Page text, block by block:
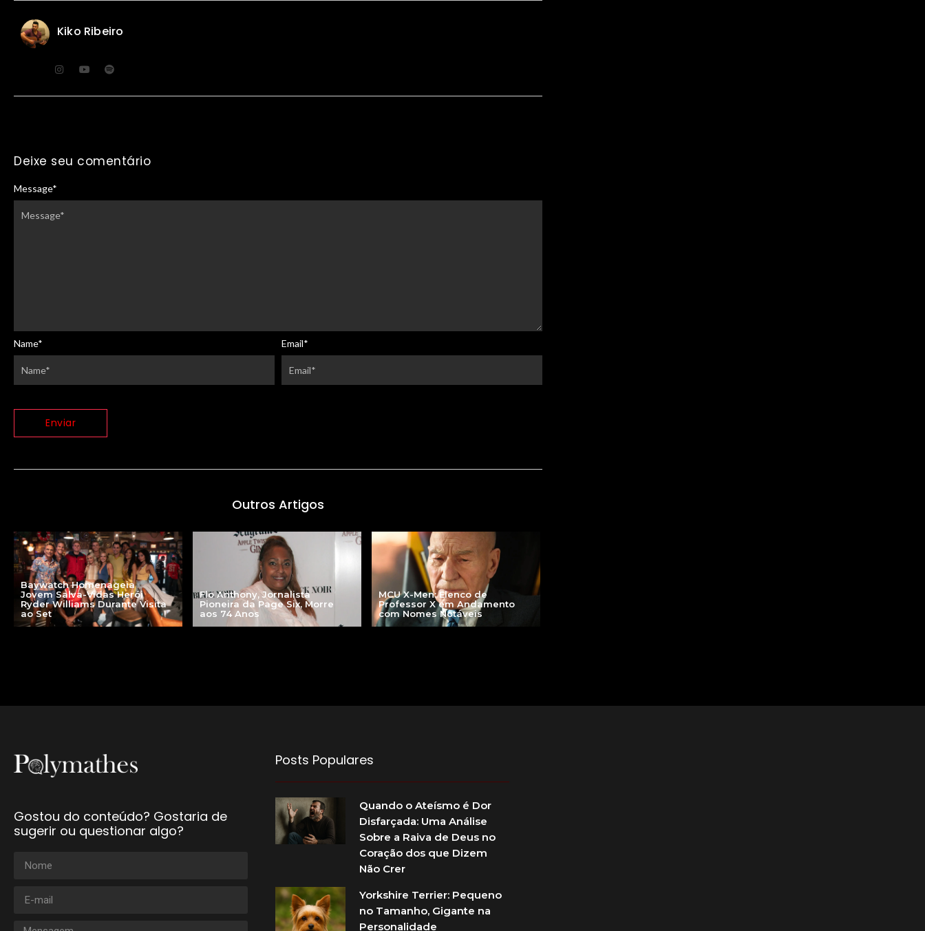
Kiko Ribeiro
Deixe seu comentário
Message*
Name* Email*
Outros Artigos
Baywatch Homenageia
Jovem Salva-Vidas Herói
Ryder Williams Durante Visita
ao Set
Flo Anthony, Jornalista
Pioneira da Page Six, Morre
aos 74 Anos
MCU X-Men: Elenco de
Professor X em Andamento
com Nomes Notáveis
Gostou do conteúdo? Gostaria de
sugerir ou questionar algo?
Posts Populares
Quando o Ateísmo é Dor
Disfarçada: Uma Análise
Sobre a Raiva de Deus no
Coração dos que Dizem
Não Crer
Yorkshire Terrier: Pequeno
no Tamanho, Gigante na
Personalidade